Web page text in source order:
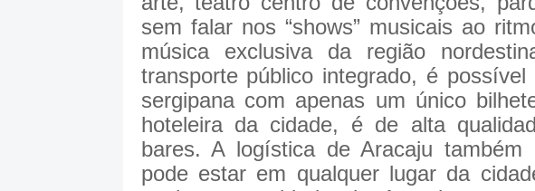
sem falar nos “shows” musicais ao
música exclusiva da região
transporte público integrado, é
sergipana com apenas um único
hoteleira da cidade, é de alta
bares. A logística de Aracaju
pode estar em qualquer lugar da